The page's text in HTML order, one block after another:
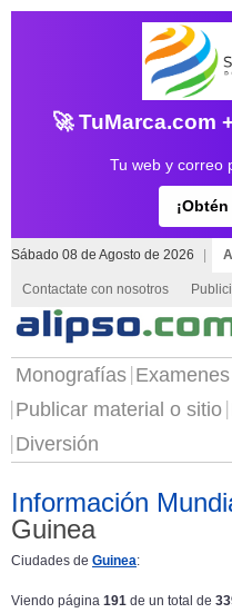
🚀 TuMarca.com
Tu web y correo
Sábado 08 de Agosto de 2026
Contactate con nosotros
Monografías Examenes
Publicar material o sitio
Diversión
Información
Guinea
Ciudades de Guinea:
Viendo página 191 de un total de